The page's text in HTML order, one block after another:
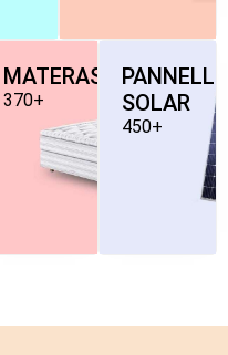
MATERASSI
370+
PANNELLI-
SOLAR
450+